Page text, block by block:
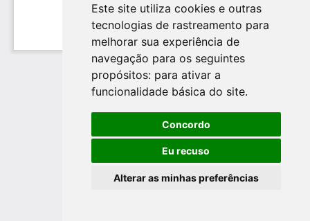
Este site utiliza cookies e outras
tecnologias de rastreamento para
melhorar sua experiência de
navegação para os seguintes
propósitos: para ativar a
funcionalidade básica do site.
Concordo
Eu recuso
Alterar as minhas preferências